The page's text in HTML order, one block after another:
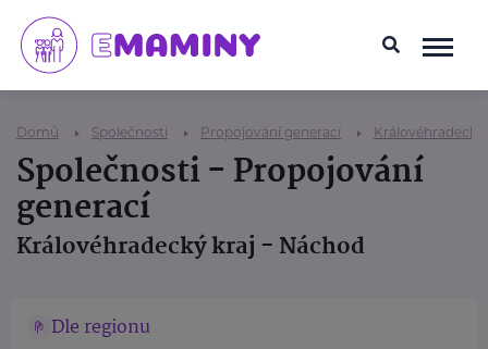
Domů Společnosti Propojování generací Královéhradecký
Společnosti - Propojování
generací
Královéhradecký kraj - Náchod
Dle regionu